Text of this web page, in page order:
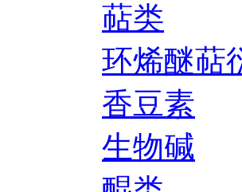
萜类
环烯醚萜
香豆素
生物碱